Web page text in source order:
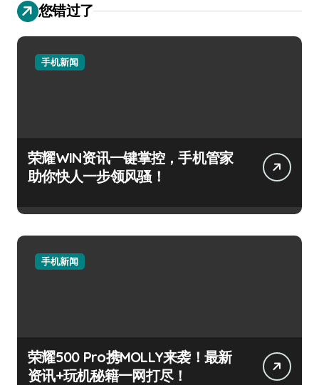
您错过了
手机新闻
荣耀WIN资讯一键掌控，手机管家
助你快人一步领风骚！
手机新闻
荣耀500 Pro携MOLLY来袭！最新
资讯+玩机秘籍一网打尽！